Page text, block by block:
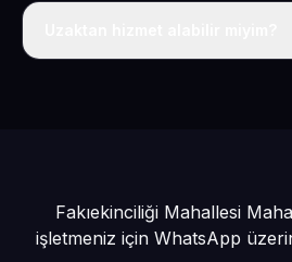
Fakıekinciliği Mahallesi
işletmeniz için WhatsApp